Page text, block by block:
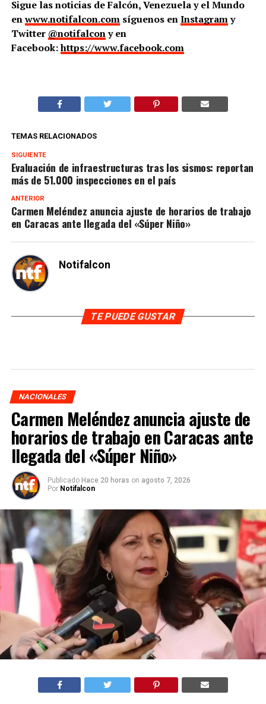
Sigue las noticias de Falcón, Venezuela y el Mundo
enwww.notifalcon.comsíguenos enInstagramy
Twitter @notifalcony en
Facebook:https://www.facebook.com
TEMAS RELACIONADOS
SIGUIENTE
Evaluación de infraestructuras tras los sismos: reportan
más de 51.000 inspecciones en el país
ANTERIOR
Carmen Meléndez anuncia ajuste de horarios de trabajo
en Caracas ante llegada del «Súper Niño»
Notifalcon
TE PUEDE GUSTAR
NACIONALES
Carmen Meléndez anuncia ajuste de
horarios de trabajo en Caracas ante
llegada del «Súper Niño»
Publicado Hace 20 horas on agosto 7, 2026
Por Notifalcon